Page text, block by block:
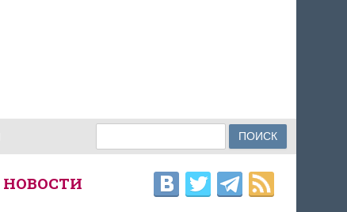
ФОРМА ПОИСКА
НОВОСТИ